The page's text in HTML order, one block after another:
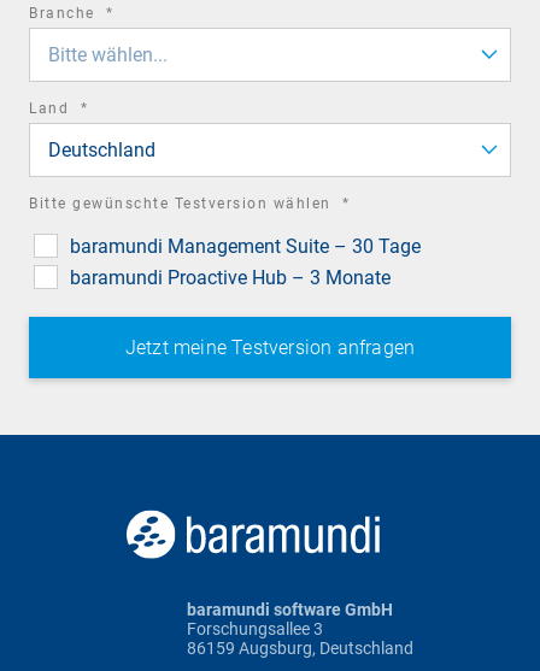
Branche *
Bitte wählen...
Land *
Deutschland
Bitte gewünschte Testversion wählen *
baramundi Management Suite – 30 Tage
baramundi Proactive Hub – 3 Monate
baramundi software GmbH
Forschungsallee 3
86159 Augsburg, Deutschland